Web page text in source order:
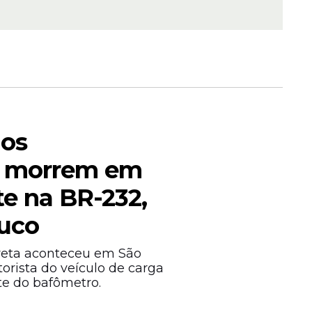
em
na BR-232,
aconteceu em São
do veículo de carga
do bafômetro.